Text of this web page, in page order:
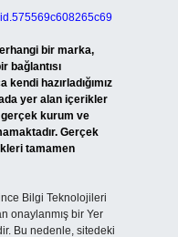
bir marka,
bağlantısı
kendi hazırladığımız
yer alan içerikler
gerçek kurum ve
Gerçek
tamamen
Bilgi Teknolojileri
onaylanmış bir Yer
Bu nedenle, sitedeki